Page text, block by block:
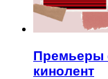
Премьеры
кинолент